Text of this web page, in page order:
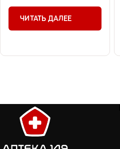
ЧИТАТЬ ДАЛЕЕ